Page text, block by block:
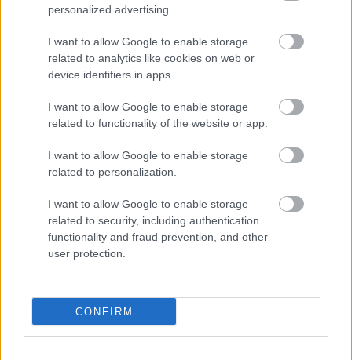
personalized advertising.
I want to allow Google to enable storage
related to analytics like cookies on web or
device identifiers in apps.
I want to allow Google to enable storage
related to functionality of the website or app.
I want to allow Google to enable storage
related to personalization.
I want to allow Google to enable storage
related to security, including authentication
functionality and fraud prevention, and other
user protection.
CONFIRM
Hitelfordulat 2026: elzárja a pénzcsapot az
állam
ELEMZÉSEK 2026. júl. 22.